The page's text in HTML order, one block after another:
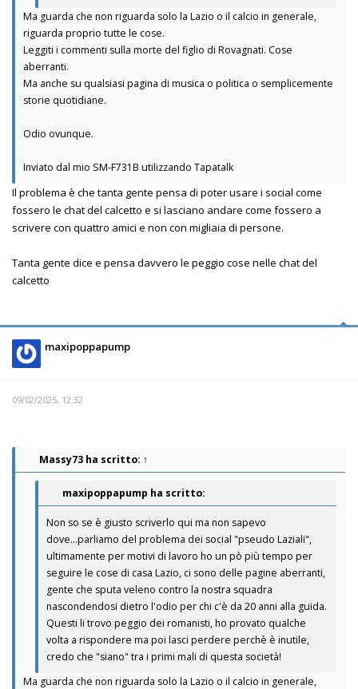
Ma guarda che non riguarda solo la Lazio o il calcio in generale,
riguarda proprio tutte le cose.
Leggiti i commenti sulla morte del figlio di Rovagnati. Cose
aberranti.
Ma anche su qualsiasi pagina di musica o politica o semplicemente
storie quotidiane.
Odio ovunque.
Inviato dal mio SM-F731B utilizzando Tapatalk
Il problema è che tanta gente pensa di poter usare i social come
fossero le chat del calcetto e si lasciano andare come fossero a
scrivere con quattro amici e non con migliaia di persone.
Tanta gente dice e pensa davvero le peggio cose nelle chat del
calcetto
maxipoppapump
09/02/2025, 12:32
Massy73 ha scritto: ↑
maxipoppapump ha scritto:
Non so se è giusto scriverlo qui ma non sapevo
dove...parliamo del problema dei social "pseudo Laziali",
ultimamente per motivi di lavoro ho un pò più tempo per
seguire le cose di casa Lazio, ci sono delle pagine aberranti,
gente che sputa veleno contro la nostra squadra
nascondendosi dietro l'odio per chi c'è da 20 anni alla guida.
Questi li trovo peggio dei romanisti, ho provato qualche
volta a rispondere ma poi lasci perdere perchè è inutile,
credo che "siano" tra i primi mali di questa società!
Ma guarda che non riguarda solo la Lazio o il calcio in generale,